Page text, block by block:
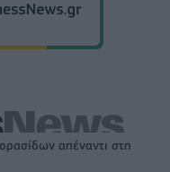
απέναντι στη